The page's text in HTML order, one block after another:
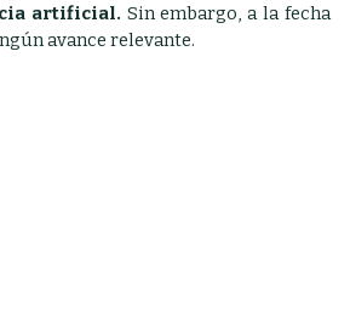
artificial. Sin embargo, a la fecha
avance relevante.